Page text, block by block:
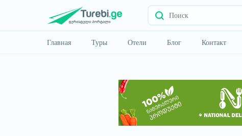
Главная Туры Отели Блог Контакт